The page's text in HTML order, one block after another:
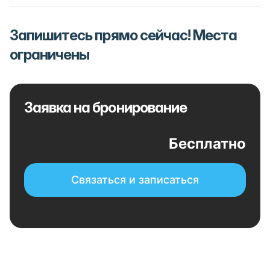
Запишитесь прямо сейчас! Места
ограничены
Заявка на бронирование
Бесплатно
Связаться и записаться